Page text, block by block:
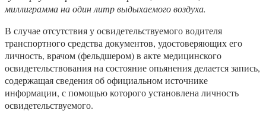
миллиграмма на один литр выдыхаемого воздуха.
В случае отсутствия у освидетельствуемого водителя
транспортного средства документов, удостоверяющих его
личность, врачом (фельдшером) в акте медицинского
освидетельствования на состояние опьянения делается запись,
содержащая сведения об официальном источнике
информации, с помощью которого установлена личность
освидетельствуемого.